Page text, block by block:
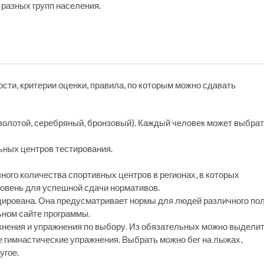
групп населения.
критерии оценки, правила, по которым можно сдавать
серебряный, бронзовый). Каждый человек может
центров тестирования.
количества спортивных центров в регионах, в которых
для успешной сдачи нормативов.
Она предусматривает нормы для людей различного
сайте программы.
и упражнения по выбору. Из обязательных можно
гимнастические упражнения. Выбрать можно бег на лыжах,